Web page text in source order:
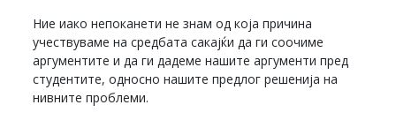
Ние иако непоканети не знам од која причина
учествуваме на средбата сакајќи да ги соочиме
аргументите и да ги дадеме нашите аргументи пред
студентите, односно нашите предлог решенија на
нивните проблеми.